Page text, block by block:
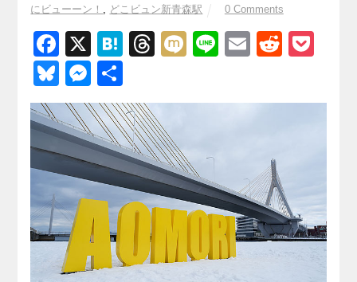
にビューーン！ , どこビュン新青森駅 0 Comments
F
a
c
e
b
o
o
k
X
H
e
n
a
T
e
a
d
s
M
Li
e
E
ail
R
d
ck
Bl
u
e
sk
y
M
e
ss
e
n
g
er
有